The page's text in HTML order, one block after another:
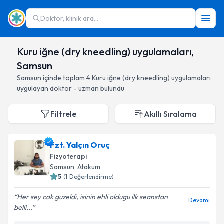
Doktor, klinik ara...
Kuru iğne (dry kneedling) uygulamaları,
Samsun
Samsun içinde toplam 4Kuru iğne (dry kneedling) uygulamaları
uygulayan doktor - uzman bulundu
Filtrele Akıllı Sıralama
Fzt. Yalçın Oruç
Fizyoterapi
Samsun, Atakum
5 (1 Değerlendirme)
Her sey cok guzeldi, isinin ehli oldugu ilk seanstan
belli...
Devamı